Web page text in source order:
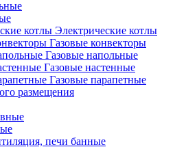
Электрические котлы
Газовые конвекторы
Газовые напольные
Газовые настенные
Газовые парапетные
размещения